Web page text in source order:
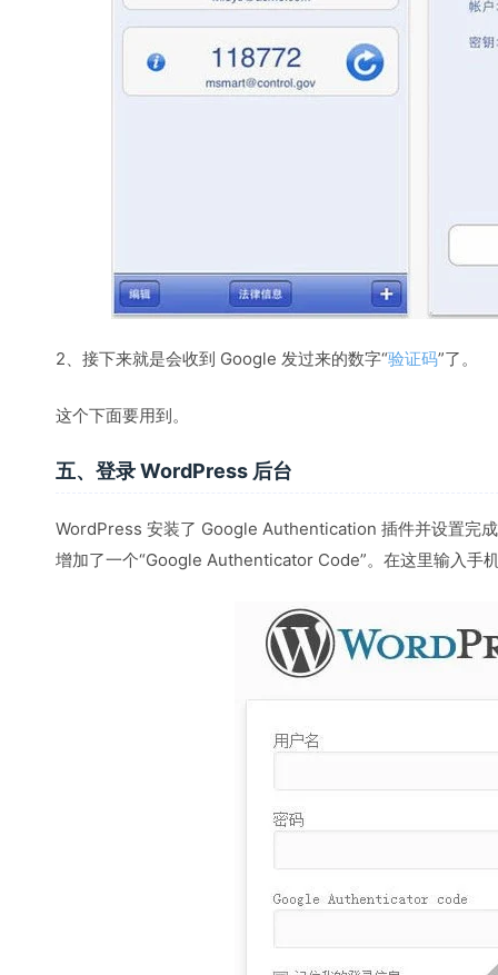
2、接下来就是会收到 Google 发过来的数字“验证码”了。
这个下面要用到。
五、登录 WordPress 后台
WordPress 安装了 Google Authentication 插件并设置完
增加了一个“Google Authenticator Code”。在这里输入手